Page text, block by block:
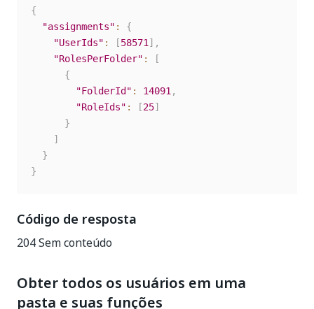
{
"assignments" :
{
"UserIds" : [58571 ] ,
"RolesPerFolder" :
[
{
"FolderId" : 14091 ,
"RoleIds" : [25]
}
]
}
}
Código de resposta
204 Sem conteúdo
Obter todos os usuários em uma
pasta e suas funções